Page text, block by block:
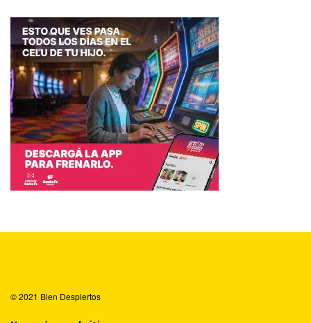
© 2021 Bien Despiertos